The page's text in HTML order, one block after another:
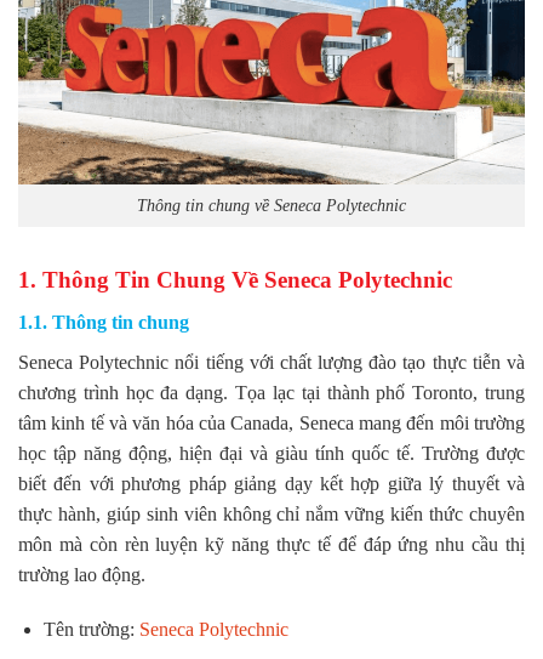
Thông tin chung về Seneca Polytechnic
1. Thông Tin Chung Về Seneca Polytechnic
1.1. Thông tin chung
Seneca Polytechnic nổi tiếng với chất lượng đào tạo thực tiễn và
chương trình học đa dạng. Tọa lạc tại thành phố Toronto, trung
tâm kinh tế và văn hóa của Canada, Seneca mang đến môi trường
học tập năng động, hiện đại và giàu tính quốc tế. Trường được
biết đến với phương pháp giảng dạy kết hợp giữa lý thuyết và
thực hành, giúp sinh viên không chỉ nắm vững kiến thức chuyên
môn mà còn rèn luyện kỹ năng thực tế để đáp ứng nhu cầu thị
trường lao động.
Tên trường: Seneca Polytechnic